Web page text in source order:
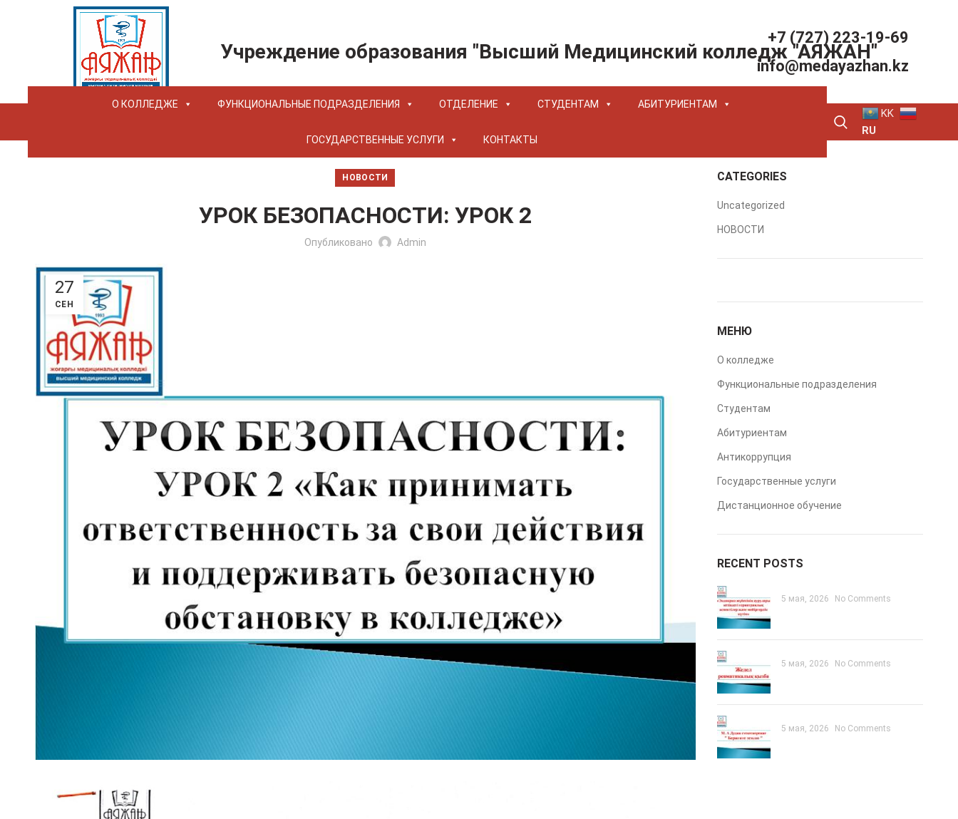
Учреждение образования "Высший Медицинский колледж "АЯЖАН"
+7 (727) 223-19-69
info@medayazhan.kz
О КОЛЛЕДЖЕ ФУНКЦИОНАЛЬНЫЕ ПОДРАЗДЕЛЕНИЯ ОТДЕЛЕНИЕ СТУДЕНТАМ АБИТУРИЕНТАМ
ГОСУДАРСТВЕННЫЕ УСЛУГИ КОНТАКТЫ
KK
RU
НОВОСТИ
УРОК БЕЗОПАСНОСТИ: УРОК 2
Опубликовано Admin
27
СЕН
CATEGORIES
Uncategorized
НОВОСТИ
МЕНЮ
О колледже
Функциональные подразделения
Студентам
Абитуриентам
Антикоррупция
Государственные услуги
Дистанционное обучение
RECENT POSTS
5 мая, 2026 No Comments
5 мая, 2026 No Comments
5 мая, 2026 No Comments